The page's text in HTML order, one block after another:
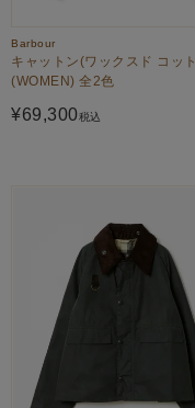
Barbour
キャットン(ワックスド コッ
(WOMEN) 全2色
¥69,300税込